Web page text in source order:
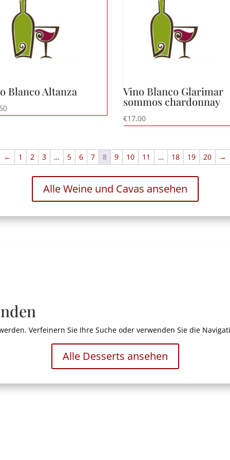
Blanco Altanza Vino Blanco Glarimar
sommos chardonnay
€17,00
← 1 2 3 … 5 6 7 8 9 10 11 … 18 19 20 →
Alle Weine und Cavas ansehen
Verfeinern Sie Ihre Suche oder verwenden Sie die
Alle Desserts ansehen